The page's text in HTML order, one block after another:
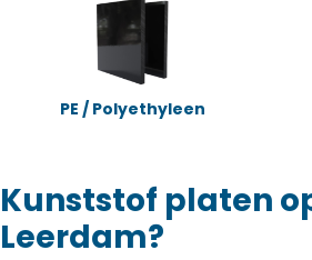
PE / Polyethyleen
Kunststof platen
Leerdam?